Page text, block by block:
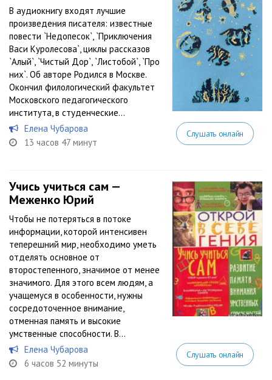
В аудиокнигу входят лучшие
произведения писателя: известные
повести `Недопесок`, `Приключения
Васи Куролесова`, циклы рассказов
`Алый`, `Чистый Дор`, `Листобой`, `Про
них`. Об авторе Родился в Москве.
Окончил филологический факультет
Московского педагогического
института, в студенческие...
Елена Чубарова
13 часов 47 минут
Слушать онлайн
Учись учиться сам —
Меженко Юрий
Чтобы не потеряться в потоке
информации, которой интенсивен
теперешний мир, необходимо уметь
отделять основное от
второстепенного, значимое от менее
значимого. Для этого всем людям, а
учащемуся в особенности, нужны
сосредоточенное внимание,
отменная память и высокие
умственные способности. В...
Елена Чубарова
6 часов 52 минуты
Слушать онлайн